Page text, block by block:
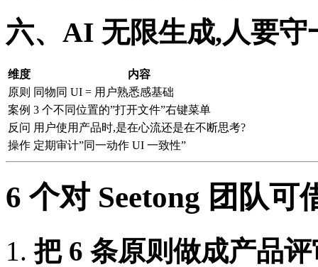
六、AI 无限生成,人要守
维度
内容
原则 同物同 UI = 用户熟悉感基础
案例 3 个不同位置的”打开文件”右键菜单
反问 用户使用产品时,是在心流还是在不断思考?
操作 定期审计”同一动作 UI 一致性”
6 个对 Seetong 团队可
把 6 条原则做成产品